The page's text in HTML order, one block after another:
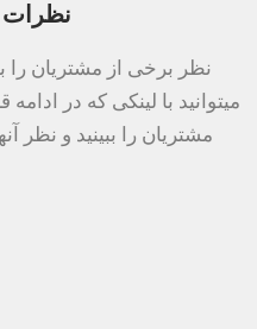
نظرات
نظر برخی از مشتریان را
میتوانید با لینکی که در
مشتریان را ببینید و نظر